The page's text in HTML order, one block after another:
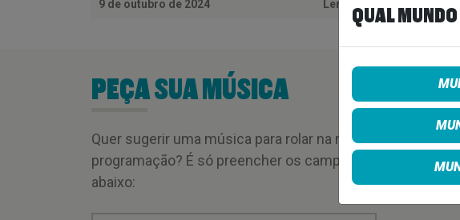
9 de outubro de 2024 Ler Mais 27 de
PEÇA SUA MÚSICA
Quer sugerir uma música para rolar na minha
programação? É só preencher os campos
abaixo:
QUAL